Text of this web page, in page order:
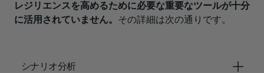
レジリエンスを高めるために必要な重要なツールが十分
に活用されていません。 その詳細は次の通りです。
シナリオ分析